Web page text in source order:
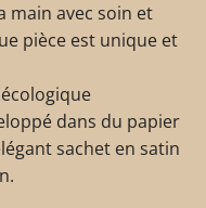
main avec soin et
pièce est unique et
dans du papier
sachet en satin